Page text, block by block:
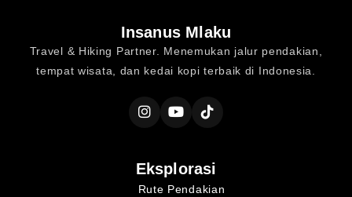
Insanus Mlaku
Travel & Hiking Partner. Menemukan jalur pendakian,
tempat wisata, dan kedai kopi terbaik di Indonesia.
Eksplorasi
Rute Pendakian